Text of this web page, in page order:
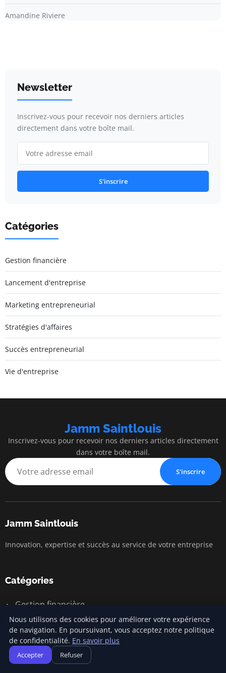
Amandine Riviere
Newsletter
Inscrivez-vous pour recevoir nos derniers articles
directement dans votre boîte mail.
S'inscrire
Catégories
Gestion financière
Lancement d'entreprise
Marketing entrepreneurial
Stratégies d'affaires
Succès entrepreneurial
Vie d'entreprise
Jamm Saintlouis
Inscrivez-vous pour recevoir nos derniers articles directement
dans votre boîte mail.
S'inscrire
Jamm Saintlouis
Innovation, expertise et succès au service de votre entreprise
Catégories
Gestion financière
Lancement d'entreprise
Marketing entrepreneurial
Stratégies d'affaires
Nous utilisons des cookies pour améliorer votre expérience
de navigation. En poursuivant, vous acceptez notre politique
de confidentialité. En savoir plus
Accepter Refuser